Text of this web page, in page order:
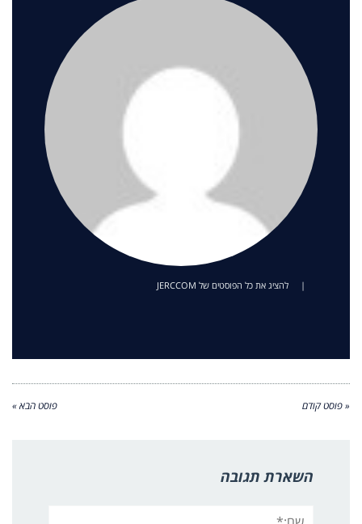
| להציג את כל הפוסטים של JERCCOM
« פוסט קודם פוסט הבא »
השארת תגובה